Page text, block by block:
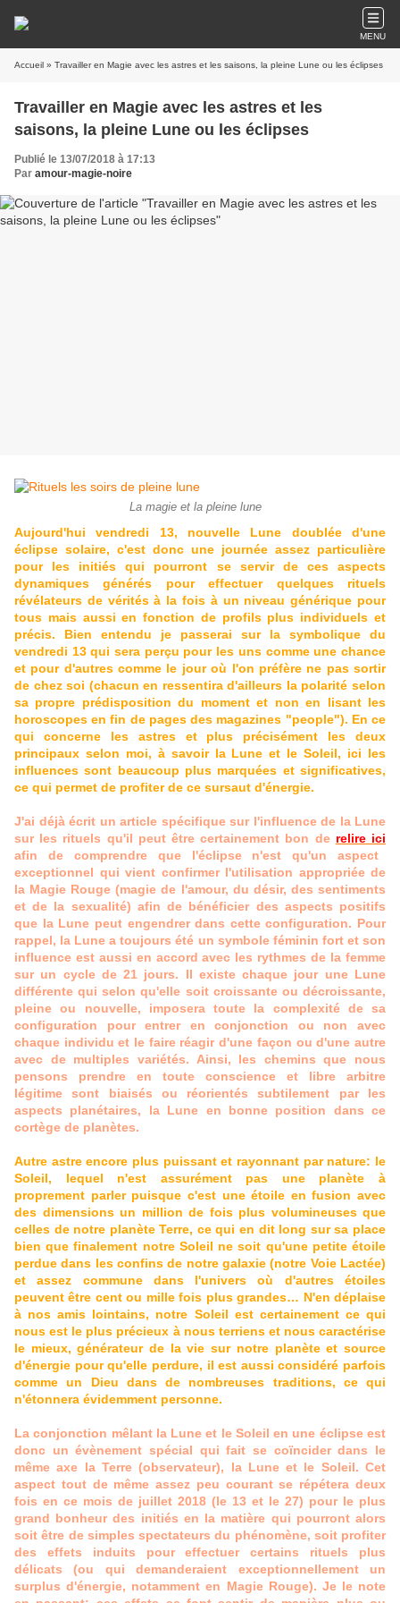
MENU
Accueil » Travailler en Magie avec les astres et les saisons, la pleine Lune ou les éclipses
Travailler en Magie avec les astres et les
saisons, la pleine Lune ou les éclipses
Publié le 13/07/2018 à 17:13
Par amour-magie-noire
La magie et la pleine lune
Aujourd'hui vendredi 13, nouvelle Lune doublée d'une
éclipse solaire, c'est donc une journée assez particulière
pour les initiés qui pourront se servir de ces aspects
dynamiques générés pour effectuer quelques rituels
révélateurs de vérités à la fois à un niveau générique pour
tous mais aussi en fonction de profils plus individuels et
précis. Bien entendu je passerai sur la symbolique du
vendredi 13 qui sera perçu pour les uns comme une chance
et pour d'autres comme le jour où l'on préfère ne pas sortir
de chez soi (chacun en ressentira d'ailleurs la polarité selon
sa propre prédisposition du moment et non en lisant les
horoscopes en fin de pages des magazines "people"). En ce
qui concerne les astres et plus précisément les deux
principaux selon moi, à savoir la Lune et le Soleil, ici les
influences sont beaucoup plus marquées et significatives,
ce qui permet de profiter de ce sursaut d'énergie.
J'ai déjà écrit un article spécifique sur l'influence de la Lune
sur les rituels qu'il peut être certainement bon de relire ici
afin de comprendre que l'éclipse n'est qu'un aspect
exceptionnel qui vient confirmer l'utilisation appropriée de
la Magie Rouge (magie de l'amour, du désir, des sentiments
et de la sexualité) afin de bénéficier des aspects positifs
que la Lune peut engendrer dans cette configuration. Pour
rappel, la Lune a toujours été un symbole féminin fort et son
influence est aussi en accord avec les rythmes de la femme
sur un cycle de 21 jours. Il existe chaque jour une Lune
différente qui selon qu'elle soit croissante ou décroissante,
pleine ou nouvelle, imposera toute la complexité de sa
configuration pour entrer en conjonction ou non avec
chaque individu et le faire réagir d'une façon ou d'une autre
avec de multiples variétés. Ainsi, les chemins que nous
pensons prendre en toute conscience et libre arbitre
légitime sont biaisés ou réorientés subtilement par les
aspects planétaires, la Lune en bonne position dans ce
cortège de planètes.
Autre astre encore plus puissant et rayonnant par nature: le
Soleil, lequel n'est assurément pas une planète à
proprement parler puisque c'est une étoile en fusion avec
des dimensions un million de fois plus volumineuses que
celles de notre planète Terre, ce qui en dit long sur sa place
bien que finalement notre Soleil ne soit qu'une petite étoile
perdue dans les confins de notre galaxie (notre Voie Lactée)
et assez commune dans l'univers où d'autres étoiles
peuvent être cent ou mille fois plus grandes… N'en déplaise
à nos amis lointains, notre Soleil est certainement ce qui
nous est le plus précieux à nous terriens et nous caractérise
le mieux, générateur de la vie sur notre planète et source
d'énergie pour qu'elle perdure, il est aussi considéré parfois
comme un Dieu dans de nombreuses traditions, ce qui
n'étonnera évidemment personne.
La conjonction mêlant la Lune et le Soleil en une éclipse est
donc un évènement spécial qui fait se coïncider dans le
même axe la Terre (observateur), la Lune et le Soleil. Cet
aspect tout de même assez peu courant se répétera deux
fois en ce mois de juillet 2018 (le 13 et le 27) pour le plus
grand bonheur des initiés en la matière qui pourront alors
soit être de simples spectateurs du phénomène, soit profiter
des effets induits pour effectuer certains rituels plus
délicats (ou qui demanderaient exceptionnellement un
surplus d'énergie, notamment en Magie Rouge). Je le note